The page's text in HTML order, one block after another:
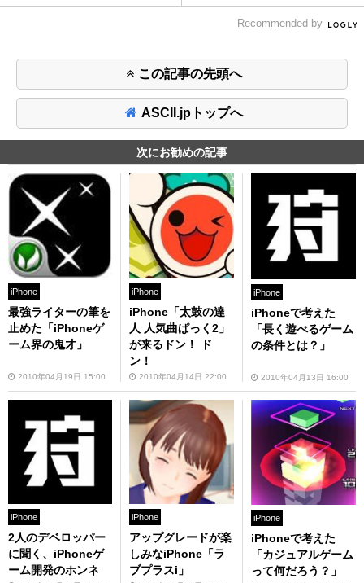
Recommended by
この記事の先頭へ
ASCII.jpトップへ
次にお勧めの記事
iPhone
最強ライターの筆を
止めた「iPhoneゲ
ーム界の鬼才」
2010年04月19日 15:00
iPhone
iPhone「太鼓の達
人 人気曲ぱっく2」
が来るドン！ ド
ン！
2010年04月14日 22:00
iPhone
iPhoneで考えた
「長く遊べるゲーム
の条件とは？」
2010年04月13日 16:00
iPhone
2人のデベロッパー
に聞く、iPhoneゲ
ーム開発のホンネ
iPhone
アップグレードが楽
しみなiPhone「ラ
ブプラスi」
iPhone
iPhoneで考えた
「カジュアルゲーム
って何だろう？」